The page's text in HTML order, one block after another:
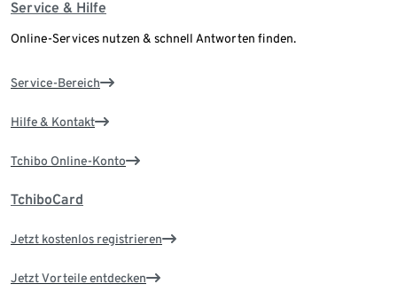
Service & Hilfe
Online-Services nutzen & schnell Antworten finden.
Service-Bereich
Hilfe & Kontakt
Tchibo Online-Konto
TchiboCard
Jetzt kostenlos registrieren
Jetzt Vorteile entdecken